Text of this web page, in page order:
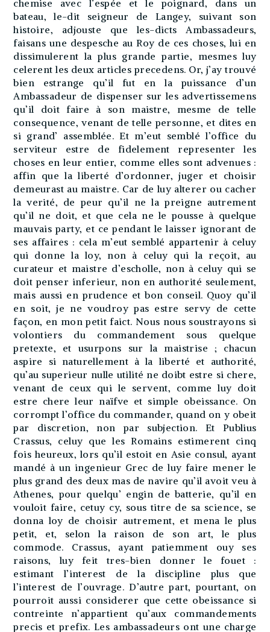
chemise avec l’espée et le poignard, dans un
bateau, le-dit seigneur de Langey, suivant son
histoire, adjouste que les-dicts Ambassadeurs,
faisans une despesche au Roy de ces choses, lui en
dissimulerent la plus grande partie, mesmes luy
celerent les deux articles precedens. Or, j’ay trouvé
bien estrange qu’il fut en la puissance d’un
Ambassadeur de dispenser sur les advertissemens
qu’il doit faire à son maistre, mesme de telle
consequence, venant de telle personne, et dites en
si grand’ assemblée. Et m’eut semblé l’office du
serviteur estre de fidelement representer les
choses en leur entier, comme elles sont advenues :
affin que la liberté d’ordonner, juger et choisir
demeurast au maistre. Car de luy alterer ou cacher
la verité, de peur qu’il ne la preigne autrement
qu’il ne doit, et que cela ne le pousse à quelque
mauvais party, et ce pendant le laisser ignorant de
ses affaires : cela m’eut semblé appartenir à celuy
qui donne la loy, non à celuy qui la reçoit, au
curateur et maistre d’escholle, non à celuy qui se
doit penser inferieur, non en authorité seulement,
mais aussi en prudence et bon conseil. Quoy qu’il
en soit, je ne voudroy pas estre servy de cette
façon, en mon petit faict. Nous nous soustrayons si
volontiers du commandement sous quelque
pretexte, et usurpons sur la maistrise ; chacun
aspire si naturellement à la liberté et authorité,
qu’au superieur nulle utilité ne doibt estre si chere,
venant de ceux qui le servent, comme luy doit
estre chere leur naïfve et simple obeissance. On
corrompt l’office du commander, quand on y obeit
par discretion, non par subjection. Et Publius
Crassus, celuy que les Romains estimerent cinq
fois heureux, lors qu’il estoit en Asie consul, ayant
mandé à un ingenieur Grec de luy faire mener le
plus grand des deux mas de navire qu’il avoit veu à
Athenes, pour quelqu’ engin de batterie, qu’il en
vouloit faire, cetuy cy, sous titre de sa science, se
donna loy de choisir autrement, et mena le plus
petit, et, selon la raison de son art, le plus
commode. Crassus, ayant patiemment ouy ses
raisons, luy feit tres-bien donner le fouet :
estimant l’interest de la discipline plus que
l’interest de l’ouvrage. D’autre part, pourtant, on
pourroit aussi considerer que cette obeissance si
contreinte n’appartient qu’aux commandements
precis et prefix. Les ambassadeurs ont une charge